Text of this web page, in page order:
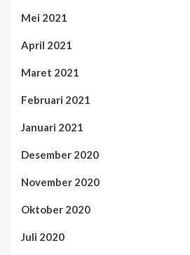
Mei 2021
April 2021
Maret 2021
Februari 2021
Januari 2021
Desember 2020
November 2020
Oktober 2020
Juli 2020